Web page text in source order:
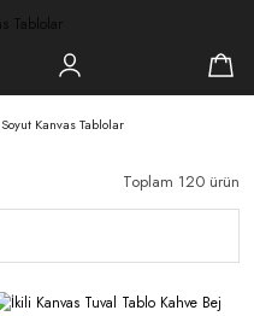
Soyut Kanvas Tablolar
Toplam 120 ürün